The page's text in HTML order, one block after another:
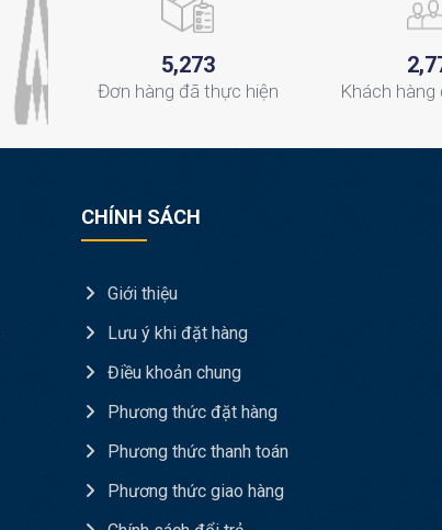
5,273
Đơn hàng đã thực hiện
2,7
Khách hàng
CHÍNH SÁCH
Giới thiệu
Lưu ý khi đặt hàng
Điều khoản chung
Phương thức đặt hàng
Phương thức thanh toán
Phương thức giao hàng